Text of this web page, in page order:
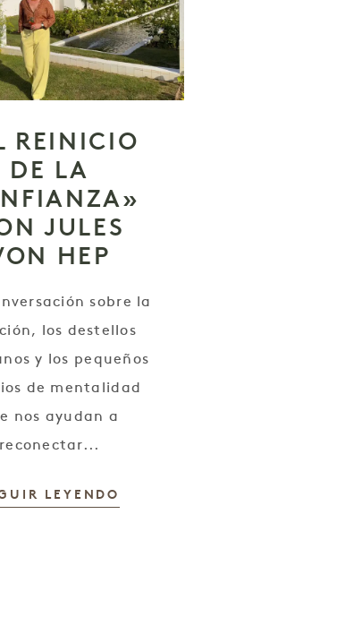
REINICIO
DE LA
JULES
HEP
sobre la
los destellos
y los pequeños
de mentalidad
nos ayudan a
reconectar...
LEYENDO